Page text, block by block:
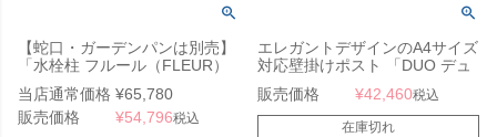
【蛇口・ガーデンパンは別売】
「水栓柱 フルール（FLEUR）
単品」
当店通常価格 ¥65,780
販売価格
¥54,796税込
エレガントデザインのA4サイズ
対応壁掛けポスト 「DUO デュ
オ」 郵便受け 壁埋込
販売価格 ¥42,460税込
在庫切れ